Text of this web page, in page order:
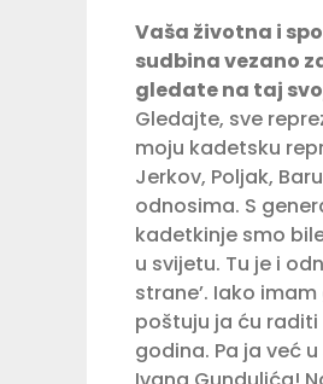
Vaša životna i
sudbina vezano
gledate na taj
Gledajte, sve
moju kadetsku
Jerkov, Poljak,
odnosima. S
kadetkinje smo
u svijetu. Tu je i
strane’. Iako
poštuju ja ću raditi
godina. Pa ja već